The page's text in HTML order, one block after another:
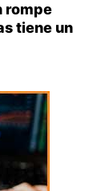
rompe
tiene un